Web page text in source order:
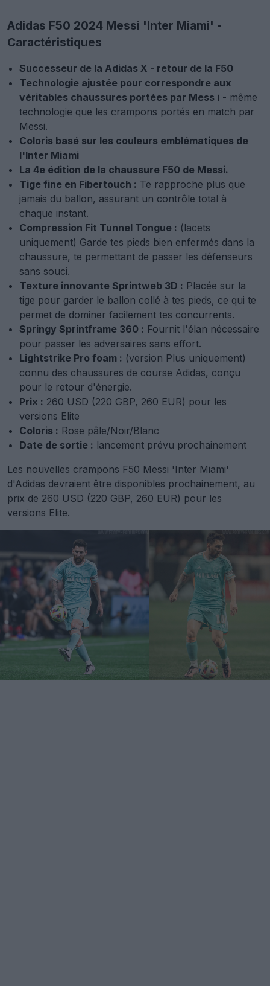
Adidas F50 2024 Messi 'Inter Miami' -
Caractéristiques
Successeur de la Adidas X - retour de la F50
Technologie ajustée pour correspondre aux
véritables chaussures portées par Mess i - même
technologie que les crampons portés en match par
Messi.
Coloris basé sur les couleurs emblématiques de
l'Inter Miami
La 4e édition de la chaussure F50 de Messi.
Tige fine en Fibertouch : Te rapproche plus que
jamais du ballon, assurant un contrôle total à
chaque instant.
Compression Fit Tunnel Tongue : (lacets
uniquement) Garde tes pieds bien enfermés dans la
chaussure, te permettant de passer les défenseurs
sans souci.
Texture innovante Sprintweb 3D : Placée sur la
tige pour garder le ballon collé à tes pieds, ce qui te
permet de dominer facilement tes concurrents.
Springy Sprintframe 360 : Fournit l'élan nécessaire
pour passer les adversaires sans effort.
Lightstrike Pro foam : (version Plus uniquement)
connu des chaussures de course Adidas, conçu
pour le retour d'énergie.
Prix : 260 USD (220 GBP, 260 EUR) pour les
versions Elite
Coloris : Rose pâle/Noir/Blanc
Date de sortie : lancement prévu prochainement
Les nouvelles crampons F50 Messi 'Inter Miami'
d'Adidas devraient être disponibles prochainement, au
prix de 260 USD (220 GBP, 260 EUR) pour les
versions Elite.